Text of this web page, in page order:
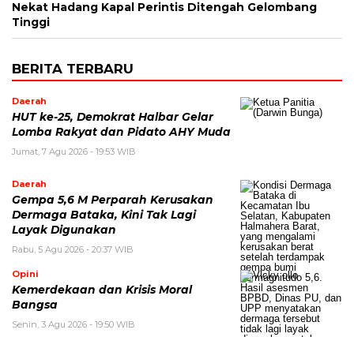
Nekat Hadang Kapal Perintis Ditengah Gelombang
Tinggi
BERITA TERBARU
Daerah
HUT ke-25, Demokrat Halbar Gelar
Lomba Rakyat dan Pidato AHY Muda
Jumat, 7 Agu 2026 - 19:53 WIB
Daerah
Gempa 5,6 M Perparah Kerusakan
Dermaga Bataka, Kini Tak Lagi
Layak Digunakan
Rabu, 5 Agu 2026 - 20:37 WIB
Opini
Kemerdekaan dan Krisis Moral
Bangsa
Senin, 3 Agu 2026 - 19:50 WIB